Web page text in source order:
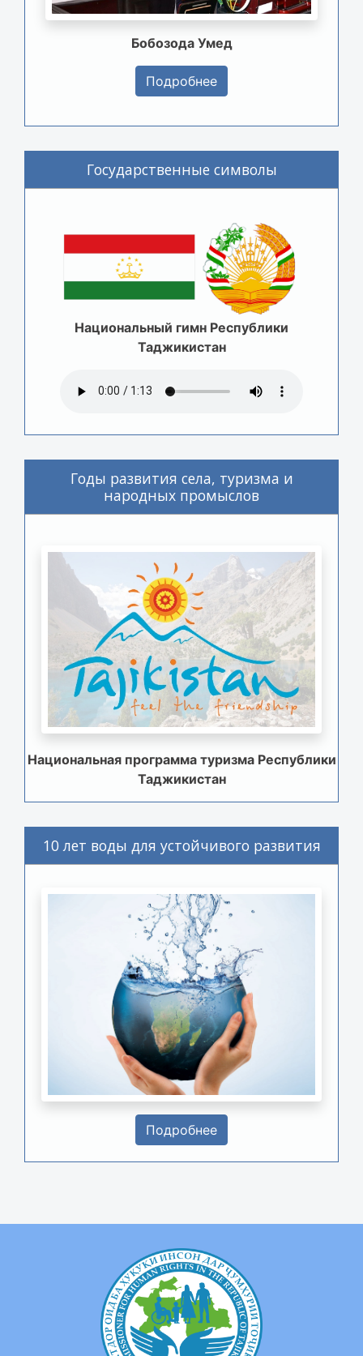
Бобозода Умед
Подробнее
Государственные символы
Национальный гимн Республики
Таджикистан
Годы развития села, туризма и
народных промыслов
Национальная программа туризма Республики
Таджикистан
10 лет воды для устойчивого развития
Подробнее